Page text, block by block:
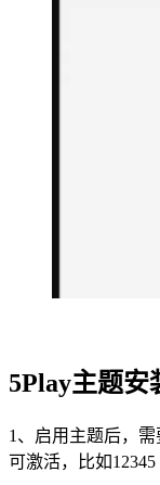
5Play主题安
1、启用主题后，
可激活，比如12345